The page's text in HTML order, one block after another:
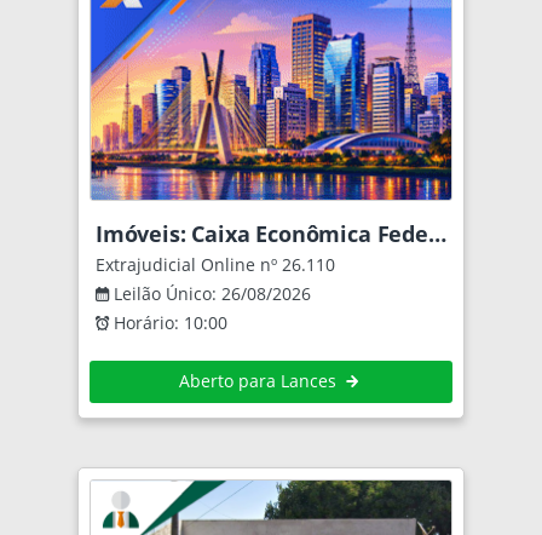
Imóveis: Caixa Econômica Federal
Extrajudicial Online nº 26.110
Leilão Único: 26/08/2026
Horário: 10:00
Aberto para Lances